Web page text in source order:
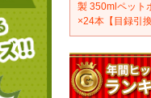
製 350mlペット
×24本【目録引換